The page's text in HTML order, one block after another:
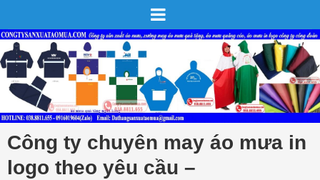
Công ty chuyên may áo mưa in
logo theo yêu cầu –